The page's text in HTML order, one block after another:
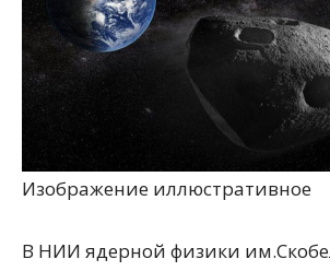
Изображение иллюстративное
В НИИ ядерной физики